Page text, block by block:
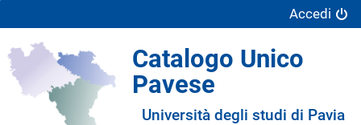
Accedi
Catalogo Unico
Pavese
Università degli studi di Pavia